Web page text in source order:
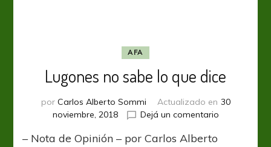
AFA
Lugones no sabe lo que dice
por Carlos Alberto Sommi Actualizado en 30
noviembre, 2018
Dejá un comentarioen
– Nota de Opinión – por Carlos Alberto